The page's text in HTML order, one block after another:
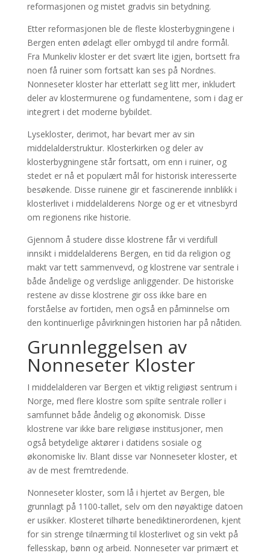
reformasjonen og mistet gradvis sin betydning.
Etter reformasjonen ble de fleste klosterbygningene i
Bergen enten ødelagt eller ombygd til andre formål.
Fra Munkeliv kloster er det svært lite igjen, bortsett fra
noen få ruiner som fortsatt kan ses på Nordnes.
Nonneseter kloster har etterlatt seg litt mer, inkludert
deler av klostermurene og fundamentene, som i dag er
integrert i det moderne bybildet.
Lysekloster, derimot, har bevart mer av sin
middelalderstruktur. Klosterkirken og deler av
klosterbygningene står fortsatt, om enn i ruiner, og
stedet er nå et populært mål for historisk interesserte
besøkende. Disse ruinene gir et fascinerende innblikk i
klosterlivet i middelalderens Norge og er et vitnesbyrd
om regionens rike historie.
Gjennom å studere disse klostrene får vi verdifull
innsikt i middelalderens Bergen, en tid da religion og
makt var tett sammenvevd, og klostrene var sentrale i
både åndelige og verdslige anliggender. De historiske
restene av disse klostrene gir oss ikke bare en
forståelse av fortiden, men også en påminnelse om
den kontinuerlige påvirkningen historien har på nåtiden.
Grunnleggelsen av
Nonneseter Kloster
I middelalderen var Bergen et viktig religiøst sentrum i
Norge, med flere klostre som spilte sentrale roller i
samfunnet både åndelig og økonomisk. Disse
klostrene var ikke bare religiøse institusjoner, men
også betydelige aktører i datidens sosiale og
økonomiske liv. Blant disse var Nonneseter kloster, et
av de mest fremtredende.
Nonneseter kloster, som lå i hjertet av Bergen, ble
grunnlagt på 1100-tallet, selv om den nøyaktige datoen
er usikker. Klosteret tilhørte benediktinerordenen, kjent
for sin strenge tilnærming til klosterlivet og sin vekt på
fellesskap, bønn og arbeid. Nonneseter var primært et